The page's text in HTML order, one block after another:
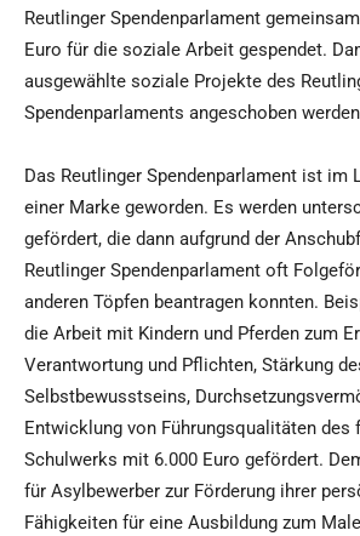
Reutlinger Spendenparlament
Euro für die soziale Arbeit gespendet.
ausgewählte soziale Projekte des
Spendenparlaments angeschoben
Das Reutlinger Spendenparlament ist im
einer Marke geworden. Es werden
gefördert, die dann aufgrund der
Reutlinger Spendenparlament oft
anderen Töpfen beantragen konnten.
die Arbeit mit Kindern und Pferden zum
Verantwortung und Pflichten, Stärkung
Selbstbewusstseins,
Entwicklung von Führungsqualitäten
Schulwerks mit 6.000 Euro gefördert.
für Asylbewerber zur Förderung ihrer
Fähigkeiten für eine Ausbildung zum